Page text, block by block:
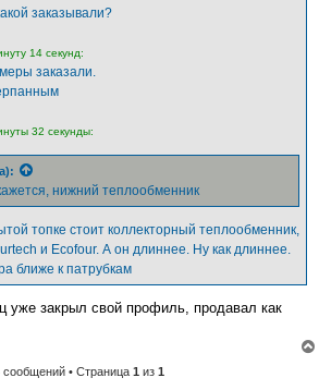
заказывали?
14 секунд:
заказали.
32 секунды:
нижний теплообменник
топке стоит коллекторный теплообменник,
и Ecofour. А он длиннее. Ну как длиннее.
ближе к патрубкам
уже закрыл свой профиль, продавал как
сообщений • Страница 1 из 1